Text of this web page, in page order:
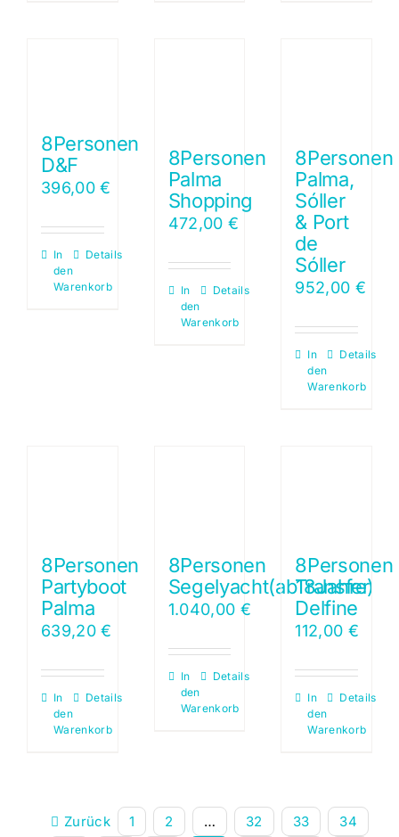
8Personen
D&F
396,00€
In
den
Warenkorb
Details
8Personen
Palma
Shopping
472,00 €
In
den
Warenkorb
Details
8Personen
Palma,
Sóller
& Port
de
Sóller
952,00 €
In
den
Warenkorb
Details
8Personen
Partyboot
Palma
639,20€
In
den
Warenkorb
Details
8Personen
Segelyacht(ab18Jahre)
1.040,00 €
In
den
Warenkorb
Details
8Personen
Transfer
Delfine
112,00 €
In
den
Warenkorb
Details
Zurück 1 2 … 32 33 34